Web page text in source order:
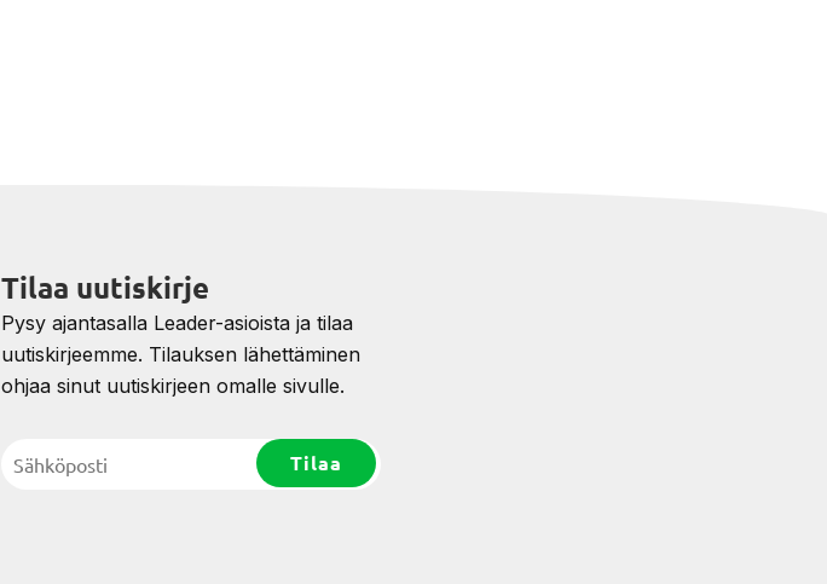
Tilaa uutiskirje
Pysy ajantasalla Leader-asioista ja tilaa
uutiskirjeemme. Tilauksen lähettäminen
ohjaa sinut uutiskirjeen omalle sivulle.